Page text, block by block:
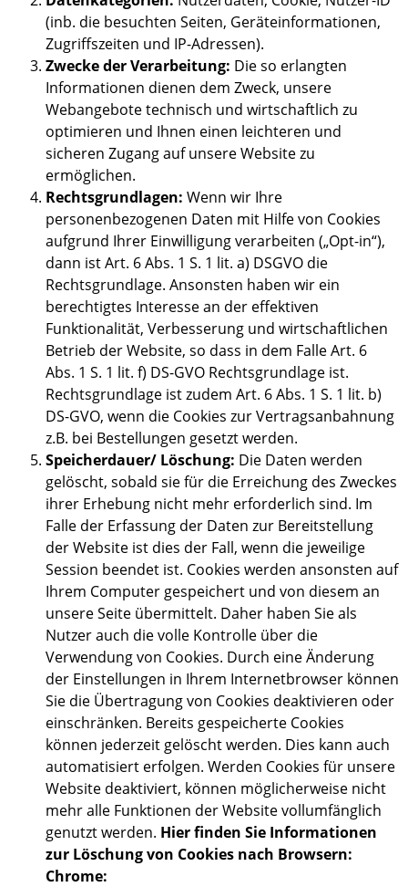
(inb. die besuchten Seiten, Geräteinformationen,
Zugriffszeiten und IP-Adressen).
Zwecke der Verarbeitung: Die so erlangten
Informationen dienen dem Zweck, unsere
Webangebote technisch und wirtschaftlich zu
optimieren und Ihnen einen leichteren und
sicheren Zugang auf unsere Website zu
ermöglichen.
Rechtsgrundlagen: Wenn wir Ihre
personenbezogenen Daten mit Hilfe von Cookies
aufgrund Ihrer Einwilligung verarbeiten („Opt-in“),
dann ist Art. 6 Abs. 1 S. 1 lit. a) DSGVO die
Rechtsgrundlage. Ansonsten haben wir ein
berechtigtes Interesse an der effektiven
Funktionalität, Verbesserung und wirtschaftlichen
Betrieb der Website, so dass in dem Falle Art. 6
Abs. 1 S. 1 lit. f) DS-GVO Rechtsgrundlage ist.
Rechtsgrundlage ist zudem Art. 6 Abs. 1 S. 1 lit. b)
DS-GVO, wenn die Cookies zur Vertragsanbahnung
z.B. bei Bestellungen gesetzt werden.
Speicherdauer/ Löschung: Die Daten werden
gelöscht, sobald sie für die Erreichung des Zweckes
ihrer Erhebung nicht mehr erforderlich sind. Im
Falle der Erfassung der Daten zur Bereitstellung
der Website ist dies der Fall, wenn die jeweilige
Session beendet ist. Cookies werden ansonsten auf
Ihrem Computer gespeichert und von diesem an
unsere Seite übermittelt. Daher haben Sie als
Nutzer auch die volle Kontrolle über die
Verwendung von Cookies. Durch eine Änderung
der Einstellungen in Ihrem Internetbrowser können
Sie die Übertragung von Cookies deaktivieren oder
einschränken. Bereits gespeicherte Cookies
können jederzeit gelöscht werden. Dies kann auch
automatisiert erfolgen. Werden Cookies für unsere
Website deaktiviert, können möglicherweise nicht
mehr alle Funktionen der Website vollumfänglich
genutzt werden. Hier finden Sie Informationen
zur Löschung von Cookies nach Browsern:
Chrome: